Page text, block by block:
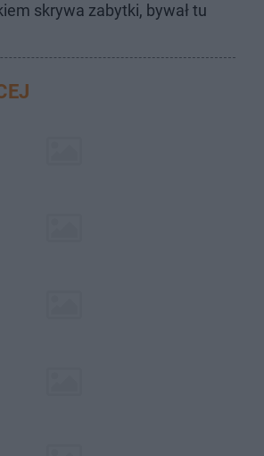
skrywa zabytki, bywał tu